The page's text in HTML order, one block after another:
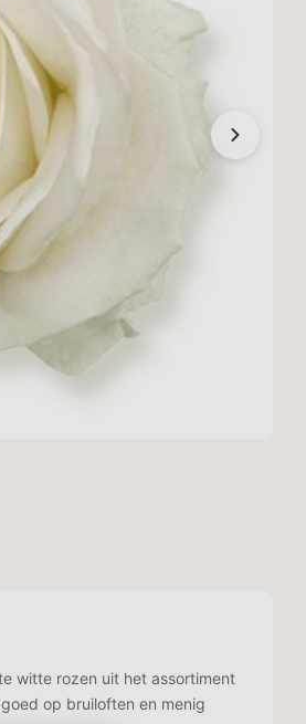
witte rozen uit het assortiment
op bruiloften en menig